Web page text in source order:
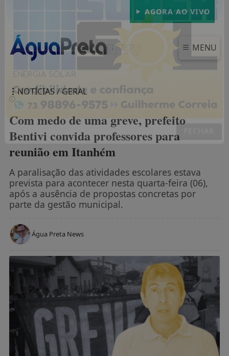
AGORA AO VIVO
MENU
NOTÍCIAS / GERAL
Com medo de uma greve, prefeito
Bentivi convida professores para
reunião em Itanhém
A paralisação das atividades escolares estava
prevista para acontecer nesta quarta-feira (06),
após a ausência de propostas concretas por
parte da gestão municipal.
Água Preta News